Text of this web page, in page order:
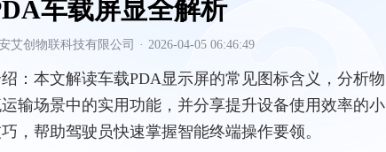
车载屏显全解析
艾创物联科技有限公司 · 2026-04-05 06:46:49
： 本文解读车载PDA显示屏的常见图标含义，分析物
输场景中的实用功能，并分享提升设备使用效率的小
，帮助驾驶员快速掌握智能终端操作要领。